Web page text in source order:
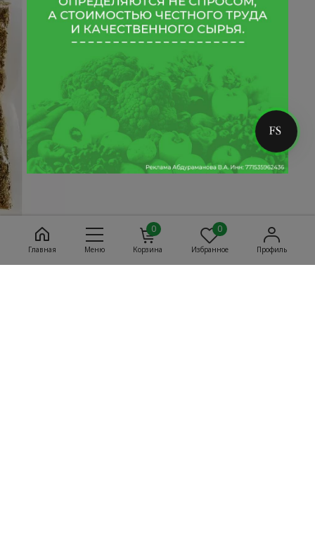
Главная Меню
0
Корзина
0
Избранное Профиль